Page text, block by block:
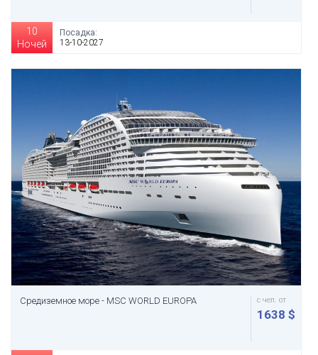
10
Ночей
Посадка:
13-10-2027
Средиземное море - MSC WORLD EUROPA с чел. от
1638 $